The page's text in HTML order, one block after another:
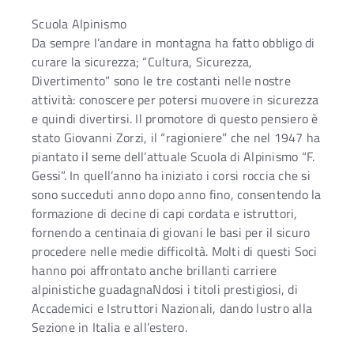
Scuola Alpinismo
Da sempre l’andare in montagna ha fatto obbligo di
curare la sicurezza; “Cultura, Sicurezza,
Divertimento” sono le tre costanti nelle nostre
attività: conoscere per potersi muovere in sicurezza
e quindi divertirsi. Il promotore di questo pensiero è
stato Giovanni Zorzi, il “ragioniere” che nel 1947 ha
piantato il seme dell’attuale Scuola di Alpinismo “F.
Gessi”. In quell’anno ha iniziato i corsi roccia che si
sono succeduti anno dopo anno fino, consentendo la
formazione di decine di capi cordata e istruttori,
fornendo a centinaia di giovani le basi per il sicuro
procedere nelle medie difficoltà. Molti di questi Soci
hanno poi affrontato anche brillanti carriere
alpinistiche guadagnaNdosi i titoli prestigiosi, di
Accademici e Istruttori Nazionali, dando lustro alla
Sezione in Italia e all’estero.